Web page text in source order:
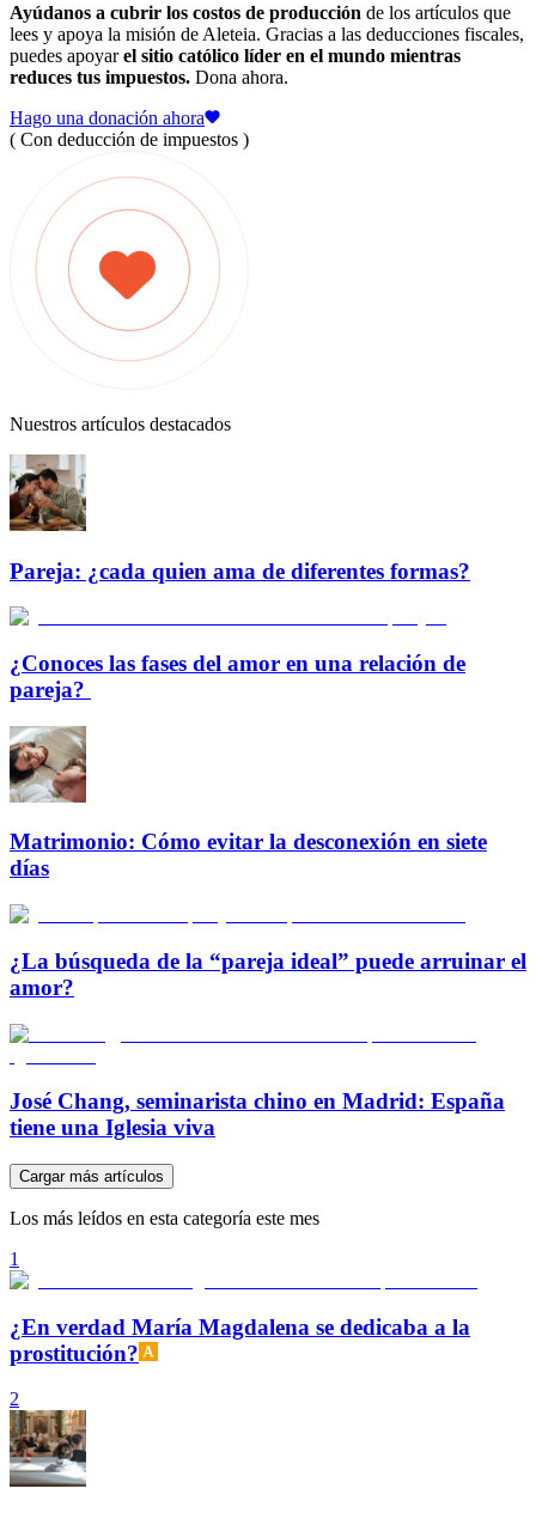
Ayúdanos a cubrir los costos de producción de los artículos que
lees y apoya la misión de Aleteia. Gracias a las deducciones fiscales,
puedes apoyarel sitio católico líder en el mundo mientras
reduces tus impuestos. Dona ahora.
Hago una donación ahora
( Con deducción de impuestos )
Nuestros artículos destacados
Pareja: ¿cada quien ama de diferentes formas?
¿Conoces las fases del amor en una relación de
pareja?
Matrimonio: Cómo evitar la desconexión en siete
días
¿La búsqueda de la “pareja ideal” puede arruinar el
amor?
José Chang, seminarista chino en Madrid: España
tiene una Iglesia viva
Cargar más artículos
Los más leídos en esta categoría este mes
1
¿En verdad María Magdalena se dedicaba a la
prostitución?
2